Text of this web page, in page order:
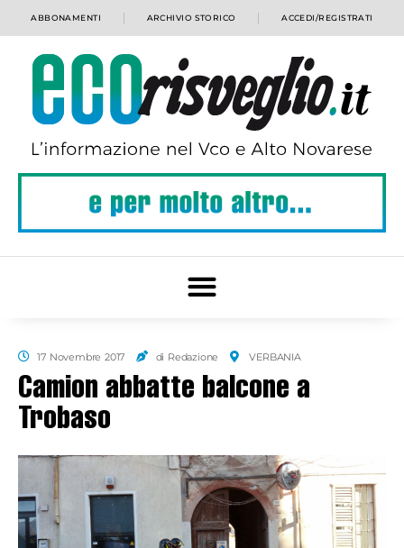
ABBONAMENTI ARCHIVIO STORICO ACCEDI/REGISTRATI
17 Novembre 2017 di Redazione VERBANIA
Camion abbatte balcone a
Trobaso